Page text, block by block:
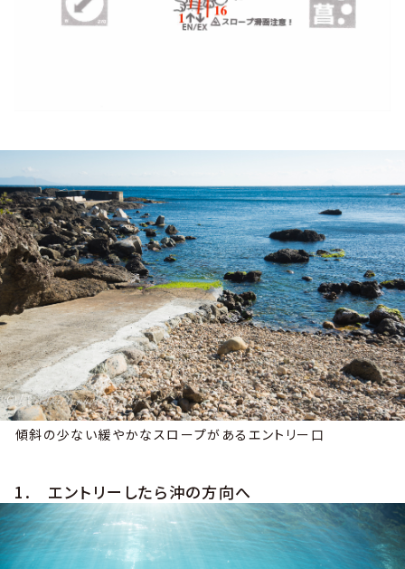
傾斜の少ない緩やかなスロープがあるエントリー口
1. エントリーしたら沖の方向へ